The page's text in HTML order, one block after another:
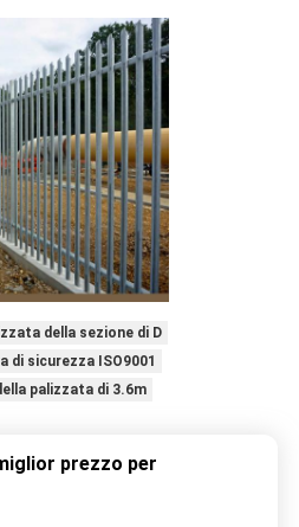
della sezione di D
di sicurezza ISO9001
palizzata di 3.6m
prezzo per